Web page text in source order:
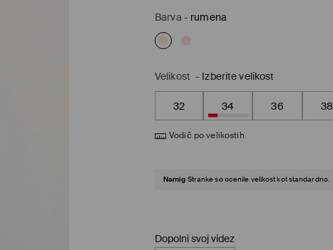
Barva - rumena
Velikost - Izberite velikost
32 34 36 38
Vodič po velikostih
Namig Stranke so ocenile velikost kot standardno.
Dopolni svoj videz